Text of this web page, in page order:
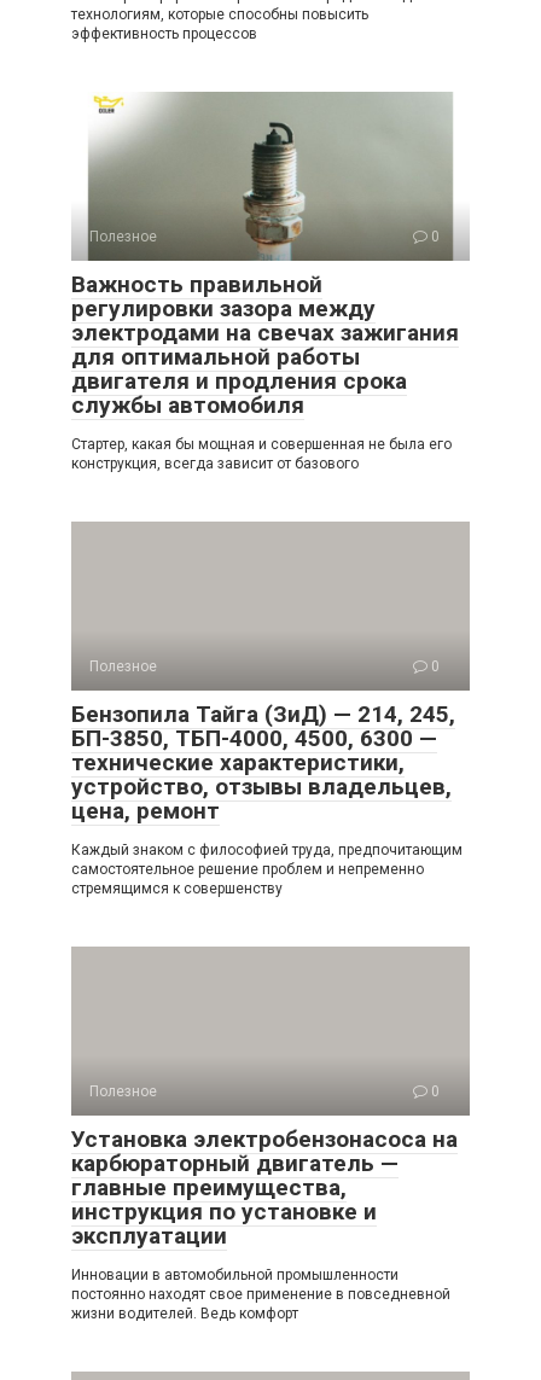
технологиям, которые способны повысить
эффективность процессов
Полезное 0
Важность правильной
регулировки зазора между
электродами на свечах зажигания
для оптимальной работы
двигателя и продления срока
службы автомобиля
Стартер, какая бы мощная и совершенная не была его
конструкция, всегда зависит от базового
Полезное 0
Бензопила Тайга (ЗиД) — 214, 245,
БП-3850, ТБП-4000, 4500, 6300 —
технические характеристики,
устройство, отзывы владельцев,
цена, ремонт
Каждый знаком с философией труда, предпочитающим
самостоятельное решение проблем и непременно
стремящимся к совершенству
Полезное 0
Установка электробензонасоса на
карбюраторный двигатель —
главные преимущества,
инструкция по установке и
эксплуатации
Инновации в автомобильной промышленности
постоянно находят свое применение в повседневной
жизни водителей. Ведь комфорт